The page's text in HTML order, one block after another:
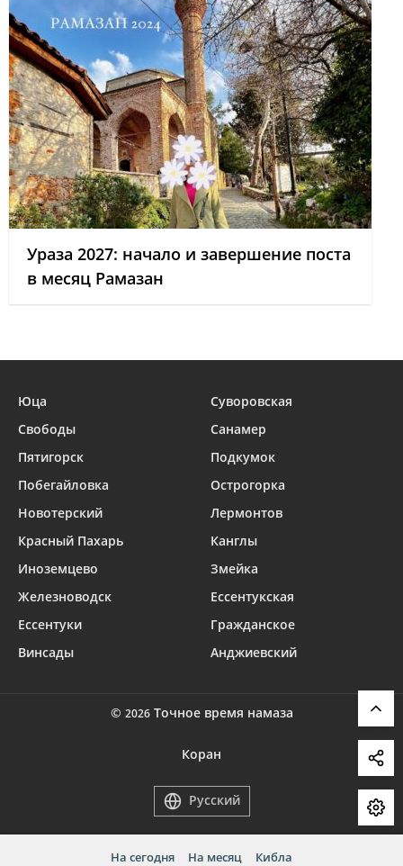
На сегодня На месяц Кибла
Ураза 2027: начало и завершение поста
в месяц Рамазан
Юца
Суворовская
Свободы
Санамер
Пятигорск
Подкумок
Побегайловка
Острогорка
Новотерский
Лермонтов
Красный Пахарь
Канглы
Иноземцево
Змейка
Железноводск
Ессентукская
Ессентуки
Гражданское
Винсады
Анджиевский
© 2026 Точное время намаза
Коран
Русский